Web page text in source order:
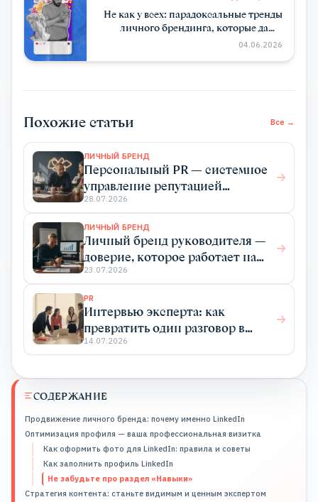
СОДЕРЖАНИЕ
Продвижение личного бренда: почему именно LinkedIn
Оптимизация профиля — ваша профессиональная визитка
Как оформить фото для LinkedIn: правила и советы
Как заполнить профиль LinkedIn
Не забудьте про раздел «Навыки»
Стратегия контента: станьте видимым и ценным экспертом
Не как у всех: парадоксальные тренды
личного брендинга, которые дают
результат
04.06.2026
Похожие статьи Все →
ЛИЧНЫЙ БРЕНД
Персональный PR — системное
управление репутацией
эксперта для роста дохода
28.07.2026
ЛИЧНЫЙ БРЕНД
Личный бренд руководителя —
доверие, которое работает на
бизнес
23.07.2026
PR
Интервью эксперта: как
превратить один разговор в
системный PR
14.07.2026